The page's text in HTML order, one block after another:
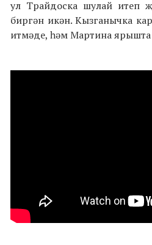
ул Трайдоска шулай итеп
биргән икән. Кызганычка
итмәде, һәм Мартина ярышта